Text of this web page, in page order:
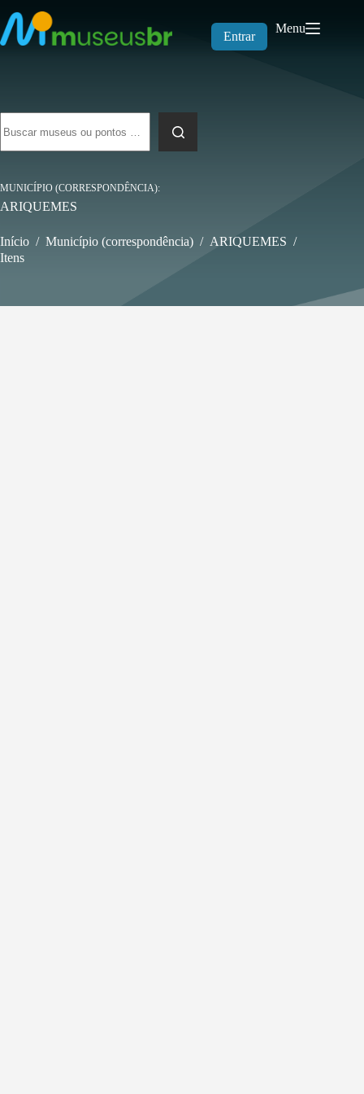
para
o
conteúdo
Entrar
Menu
resultados
MUNICÍPIO (CORRESPONDÊNCIA)
ARIQUEMES
Início / Município (correspondência) / ARIQUEMES /
Itens